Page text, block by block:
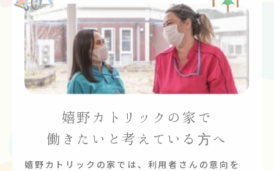
嬉野カトリックの家で
働きたいと考えている方へ
嬉野カトリックの家では、利用者さんの意向を